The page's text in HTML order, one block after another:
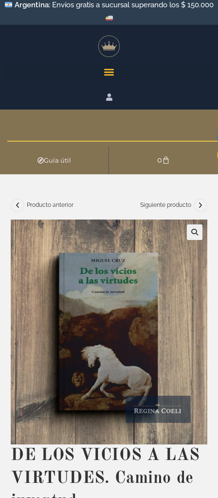
Argentina: Envíos gratis a sucursal superando los $ 150.000
Guía útil 0
Producto anterior Siguiente producto
DE LOS VICIOS A LAS
VIRTUDES. Camino de